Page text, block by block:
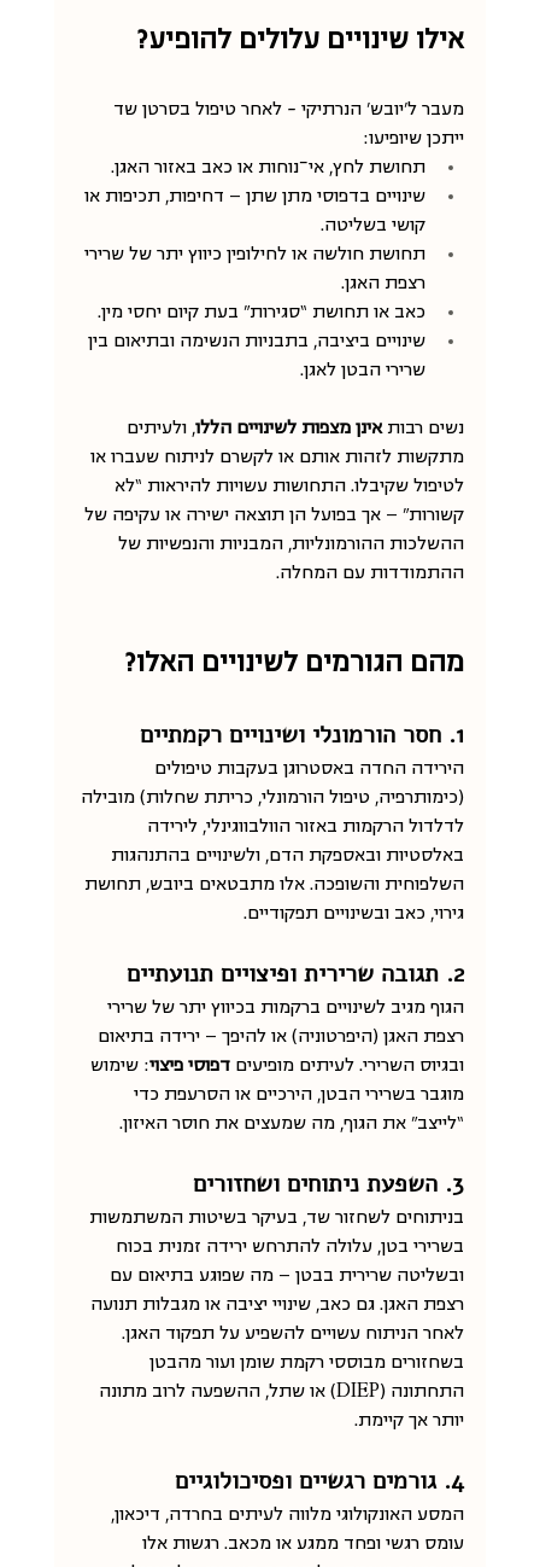
אילו שינויים עלולים להופיע?
מעבר ל'יובש' הנרתיקי - לאחר טיפול בסרטן שד
ייתכן שיופיעו:
תחושת לחץ, אי־נוחות או כאב באזור האגן.
שינויים בדפוסי מתן שתן — דחיפות, תכיפות או
קושי בשליטה.
תחושת חולשה או לחילופין כיווץ יתר של שרירי
רצפת האגן.
כאב או תחושת “סגירות” בעת קיום יחסי מין.
שינויים ביציבה, בתבניות הנשימה ובתיאום בין
שרירי הבטן לאגן.
נשים רבות אינן מצפות לשינויים הללו, ולעיתים
מתקשות לזהות אותם או לקשרם לניתוח שעברו או
לטיפול שקיבלו. התחושות עשויות להיראות “לא
קשורות” — אך בפועל הן תוצאה ישירה או עקיפה של
ההשלכות ההורמונליות, המבניות והנפשיות של
ההתמודדות עם המחלה.
מהם הגורמים לשינויים האלו?
1. חסר הורמונלי ושינויים רקמתיים
הירידה החדה באסטרוגן בעקבות טיפולים
(כימותרפיה, טיפול הורמונלי, כריתת שחלות) מובילה
לדלדול הרקמות באזור הוולבווגינלי, לירידה
באלסטיות ובאספקת הדם, ולשינויים בהתנהגות
השלפוחית והשופכה. אלו מתבטאים ביובש, תחושת
גירוי, כאב ובשינויים תפקודיים.
2. תגובה שרירית ופיצויים תנועתיים
הגוף מגיב לשינויים ברקמות בכיווץ יתר של שרירי
רצפת האגן (היפרטוניה) או להיפך — ירידה בתיאום
ובגיוס השרירי. לעיתים מופיעים דפוסי פיצוי: שימוש
מוגבר בשרירי הבטן, הירכיים או הסרעפת כדי
“לייצב” את הגוף, מה שמעצים את חוסר האיזון.
3. השפעת ניתוחים ושחזורים
בניתוחים לשחזור שד, בעיקר בשיטות המשתמשות
בשרירי בטן, עלולה להתרחש ירידה זמנית בכוח
ובשליטה שרירית בבטן — מה שפוגע בתיאום עם
רצפת האגן. גם כאב, שינויי יציבה או מגבלות תנועה
לאחר הניתוח עשויים להשפיע על תפקוד האגן.
בשחזורים מבוססי רקמת שומן ועור מהבטן
התחתונה (DIEP) או שתל, ההשפעה לרוב מתונה
יותר אך קיימת.
4. גורמים רגשיים ופסיכולוגיים
המסע האונקולוגי מלווה לעיתים בחרדה, דיכאון,
עומס רגשי ופחד ממגע או מכאב. רגשות אלו